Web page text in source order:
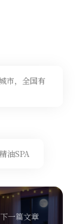
市，全国有
精油SPA
下一篇文章